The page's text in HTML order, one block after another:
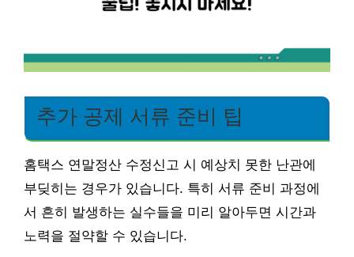
추가 공제 서류 준비 팁
홈택스 연말정산 수정신고 시 예상치 못한 난관에
부딪히는 경우가 있습니다. 특히 서류 준비 과정에
서 흔히 발생하는 실수들을 미리 알아두면 시간과
노력을 절약할 수 있습니다.